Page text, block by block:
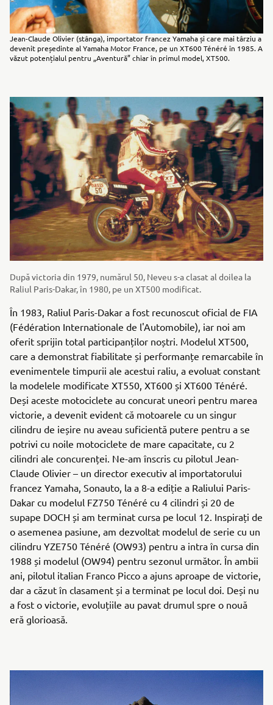
Jean-Claude Olivier (stânga), importator francez Yamaha și care mai târziu a
devenit președinte al Yamaha Motor France, pe un XT600 Ténéré în 1985. A
văzut potențialul pentru „Aventură” chiar în primul model, XT500.
După victoria din 1979, numărul 50, Neveu s-a clasat al doilea la
Raliul Paris-Dakar, în 1980, pe un XT500 modificat.
În 1983, Raliul Paris-Dakar a fost recunoscut oficial de FIA
(Fédération Internationale de l'Automobile), iar noi am
oferit sprijin total participanților noștri. Modelul XT500,
care a demonstrat fiabilitate și performanțe remarcabile în
evenimentele timpurii ale acestui raliu, a evoluat constant
la modelele modificate XT550, XT600 și XT600 Ténéré.
Deși aceste motociclete au concurat uneori pentru marea
victorie, a devenit evident că motoarele cu un singur
cilindru de ieșire nu aveau suficientă putere pentru a se
potrivi cu noile motociclete de mare capacitate, cu 2
cilindri ale concurenței. Ne-am înscris cu pilotul Jean-
Claude Olivier – un director executiv al importatorului
francez Yamaha, Sonauto, la a 8-a ediție a Raliului Paris-
Dakar cu modelul FZ750 Ténéré cu 4 cilindri și 20 de
supape DOCH și am terminat cursa pe locul 12. Inspirați de
o asemenea pasiune, am dezvoltat modelul de serie cu un
cilindru YZE750 Ténéré (OW93) pentru a intra în cursa din
1988 și modelul (OW94) pentru sezonul următor. În ambii
ani, pilotul italian Franco Picco a ajuns aproape de victorie,
dar a căzut în clasament și a terminat pe locul doi. Deși nu
a fost o victorie, evoluțiile au pavat drumul spre o nouă
eră glorioasă.